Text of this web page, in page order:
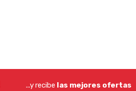
...y recibe las mejores ofertas